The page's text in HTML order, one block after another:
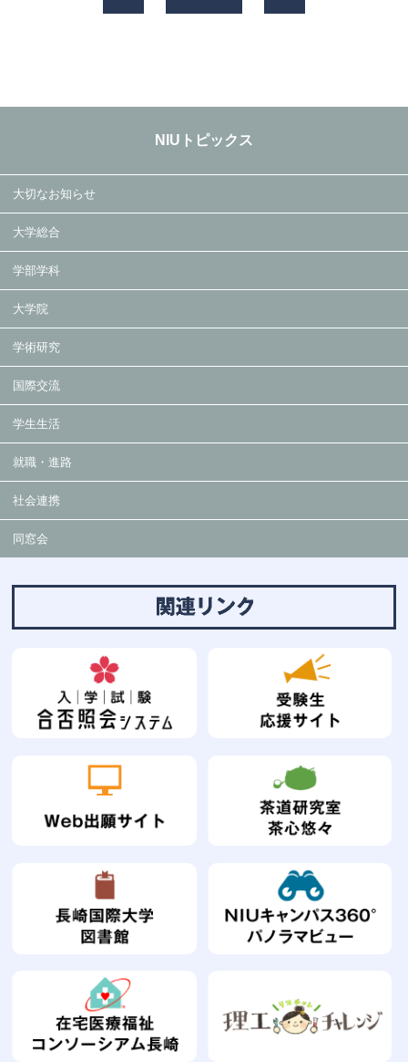
NIUトピックス
大切なお知らせ
大学総合
学部学科
大学院
学術研究
国際交流
学生生活
就職・進路
社会連携
同窓会